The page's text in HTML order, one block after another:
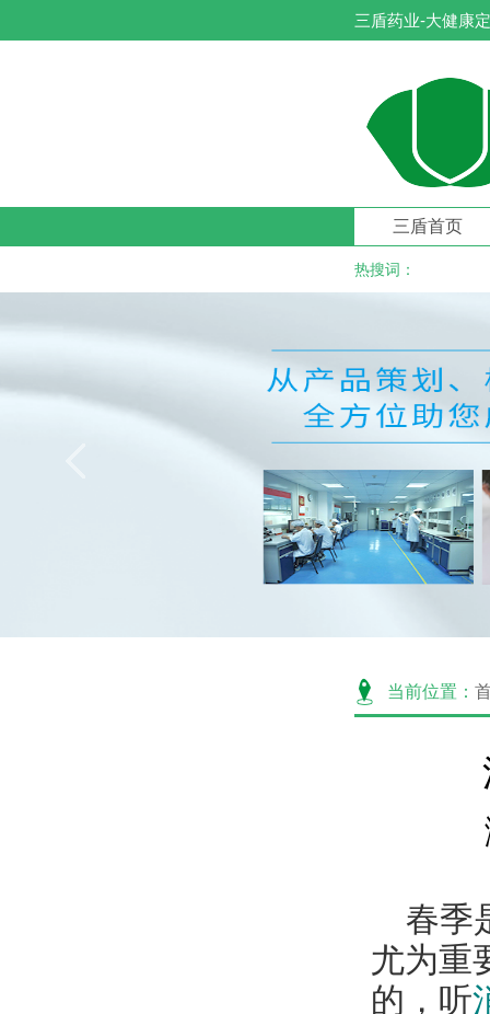
三盾药业-大健康
三盾首页
热搜词：
当前位置：
春季
尤为重
的，听